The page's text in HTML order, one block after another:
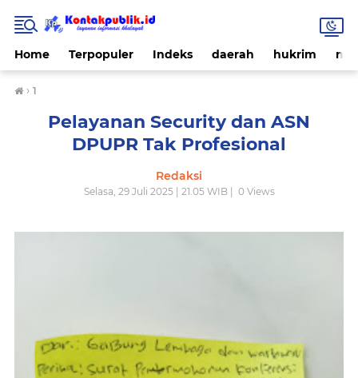
Home Terpopuler Indeks daerah hukrim
› 1
Pelayanan Security dan ASN
DPUPR Tak Profesional
Redaksi
Selasa, 29 Juli 2025 | 21.05 WIB | 0Views